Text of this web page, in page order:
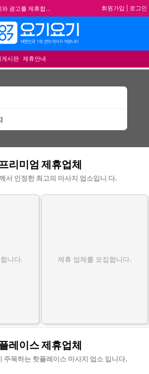
합법적이고 건전한 업체와 광고를 제휴합니다.
안내★
내사항 ★
및 회원탈퇴 됩니다.
회원가입 로그인
게시판 제휴안내
리미엄 제휴업체
서 인정한 최고의 마사지 업소입니 다.
니다. 제휴 업체를 모집합니다.
레이스 제휴업체
주목하는 핫플레이스 마사지 업소 입니다.